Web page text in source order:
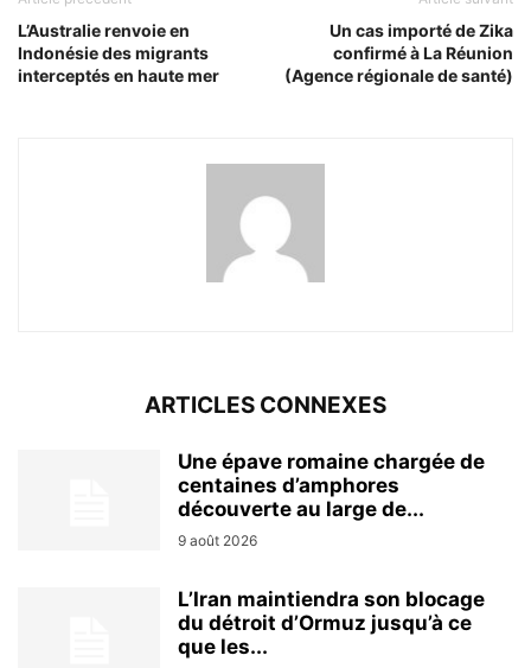
L’Australie renvoie en
Indonésie des migrants
interceptés en haute mer
Un cas importé de Zika
confirmé à La Réunion
(Agence régionale de santé)
ARTICLES CONNEXES
Une épave romaine chargée de
centaines d’amphores
découverte au large de...
9 août 2026
L’Iran maintiendra son blocage
du détroit d’Ormuz jusqu’à ce
que les...